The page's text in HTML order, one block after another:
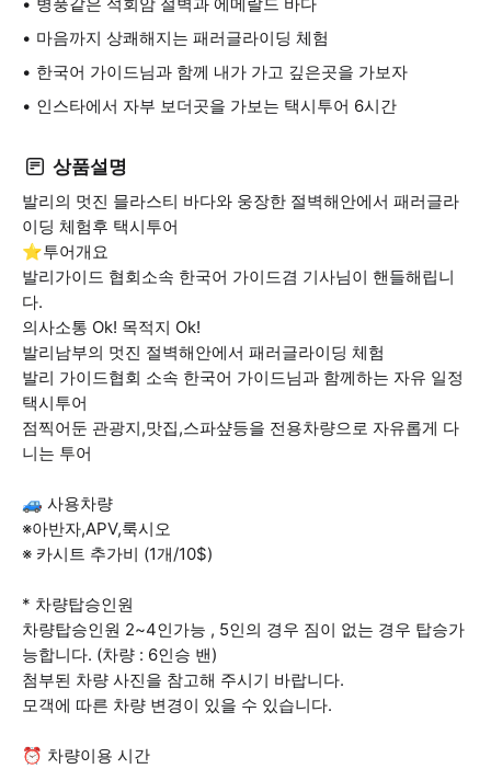
마음까지 상쾌해지는 패러글라이딩 체험
한국어 가이드님과 함께 내가 가고 깊은곳을 가보자
인스타에서 자부 보더곳을 가보는 택시투어 6시간
상품설명
발리의 멋진 믈라스티 바다와 웅장한 절벽해안에서 패러글라
이딩 체험후 택시투어
⭐️투어개요
발리가이드 협회소속 한국어 가이드겸 기사님이 핸들해립니
다.
의사소통 Ok! 목적지 Ok!
발리남부의 멋진 절벽해안에서 패러글라이딩 체험
발리 가이드협회 소속 한국어 가이드님과 함께하는 자유 일정
택시투어
점찍어둔 관광지,맛집,스파샾등을 전용차량으로 자유롭게 다
니는 투어
🚙 사용차량
※아반자,APV,룩시오
※ 카시트 추가비 (1개/10$)
* 차량탑승인원
차량탑승인원 2~4인가능 , 5인의 경우 짐이 없는 경우 탑승가
능합니다. (차량 : 6인승 밴)
첨부된 차량 사진을 참고해 주시기 바랍니다.
모객에 따른 차량 변경이 있을 수 있습니다.
⏰ 차량이용 시간